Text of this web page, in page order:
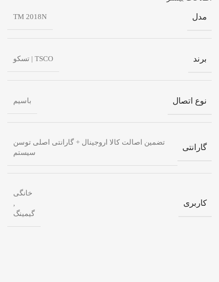
مدل TM 2018N
برند TSCO | تسکو
نوع اتصال باسیم
گارانتی
تضمین اصالت کالا اروجینال + گارانتی اصلی توسن
سیستم
کاربری
خانگی
,
گیمینگ